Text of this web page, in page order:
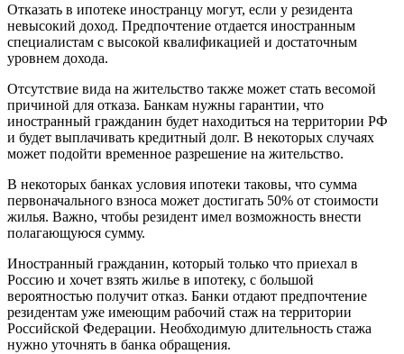
Отказать в ипотеке иностранцу могут, если у резидента
невысокий доход. Предпочтение отдается иностранным
специалистам с высокой квалификацией и достаточным
уровнем дохода.
Отсутствие вида на жительство также может стать весомой
причиной для отказа. Банкам нужны гарантии, что
иностранный гражданин будет находиться на территории РФ
и будет выплачивать кредитный долг. В некоторых случаях
может подойти временное разрешение на жительство.
В некоторых банках условия ипотеки таковы, что сумма
первоначального взноса может достигать 50% от стоимости
жилья. Важно, чтобы резидент имел возможность внести
полагающуюся сумму.
Иностранный гражданин, который только что приехал в
Россию и хочет взять жилье в ипотеку, с большой
вероятностью получит отказ. Банки отдают предпочтение
резидентам уже имеющим рабочий стаж на территории
Российской Федерации. Необходимую длительность стажа
нужно уточнять в банка обращения.